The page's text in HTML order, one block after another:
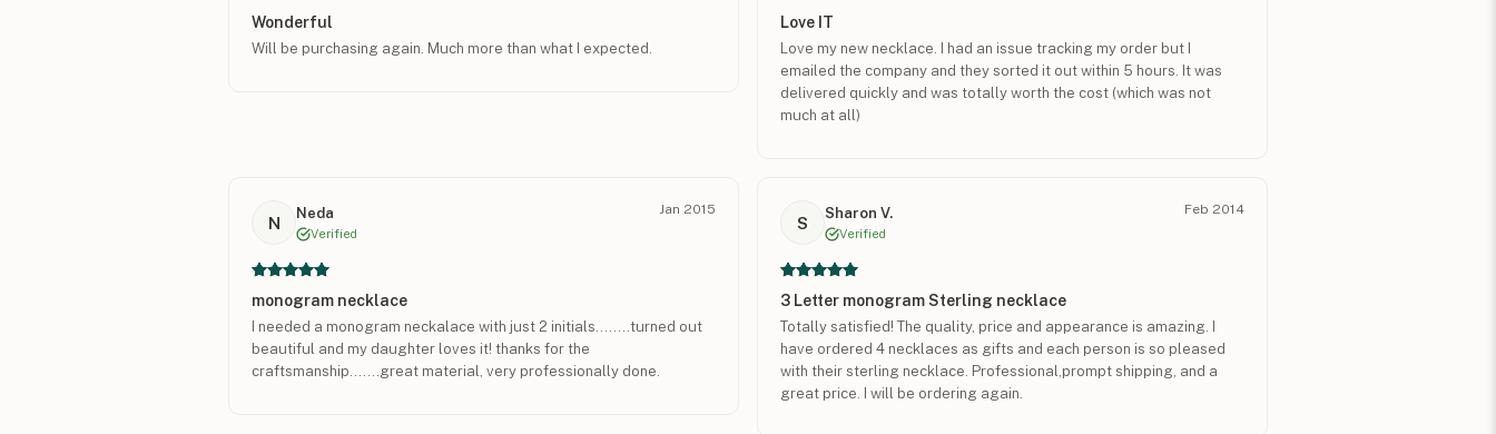
Wonderful
Will be purchasing again. Much more than what I expected.
Love IT
Love my new necklace. I had an issue tracking my order but I
emailed the company and they sorted it out within 5 hours. It was
delivered quickly and was totally worth the cost (which was not
much at all)
N
Neda
Verified
Jan 2015
monogram necklace
I needed a monogram neckalace with just 2 initials........turned out
beautiful and my daughter loves it! thanks for the
craftsmanship.......great material, very professionally done.
S
Sharon V.
Verified
Feb 2014
3 Letter monogram Sterling necklace
Totally satisfied! The quality, price and appearance is amazing. I
have ordered 4 necklaces as gifts and each person is so pleased
with their sterling necklace. Professional,prompt shipping, and a
great price. I will be ordering again.